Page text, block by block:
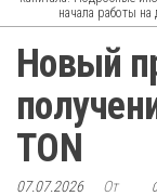
начала работы на
Новый
TON
07.07.2026 От